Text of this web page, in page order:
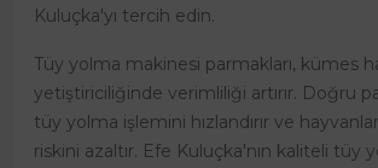
Kuluçka'yı tercih edin.
Tüy yolma makinesi parmakları, kümes
yetiştiriciliğinde verimliliği artırır. Doğru
tüy yolma işlemini hızlandırır ve
riskini azaltır. Efe Kuluçka'nın kaliteli tüy